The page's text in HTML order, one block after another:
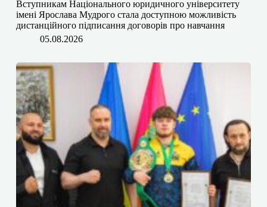
​​Вступникам Національного юридичного університету
імені Ярослава Мудрого⁠ стала доступною можливість
дистанційного підписання договорів про навчання
05.08.2026